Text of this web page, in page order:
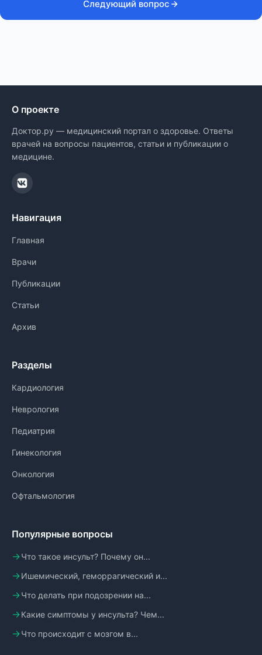
Следующий вопрос
О проекте
Доктор.ру — медицинский портал о здоровье. Ответы
врачей на вопросы пациентов, статьи и публикации о
медицине.
Навигация
Главная
Врачи
Публикации
Статьи
Архив
Разделы
Кардиология
Неврология
Педиатрия
Гинекология
Онкология
Офтальмология
Популярные вопросы
Что такое инсульт? Почему он...
Ишемический, геморрагический и...
Что делать при подозрении на...
Какие симптомы у инсульта? Чем...
Что происходит с мозгом в...